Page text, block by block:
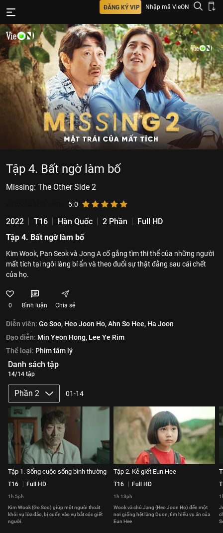
ĐĂNG KÝ VIP Nhập mã VieON
Tập 4. Bất ngờ làm bố
Missing: The Other Side 2
5.0
2022 T16 Hàn Quốc 2 Phần
Full HD
Tập 4. Bất ngờ làm bố
Kim Wook, Pan Seok và Jong A cố gắng tìm thi thể của những người
mất tích tại ngôi làng bí ẩn và theo đuổi sự thật đằng sau cái chết
của họ.
0 Bình luận Chia sẻ
Diễn viên: Go Soo, Heo Joon Ho,Ahn So Hee, Ha Joon
Đạo diễn: Min Yeon Hong, Lee Ye Rim
Thể loại: Phim tâm lý
Danh sách tập
14/14 tập
Phần 2 01-14
Tập 1. Sống cuộc sống bình thường
T16 Full HD
1h 5ph
Kim Wook (Go Soo) giúp một người thoát
khỏi vụ lừa đảo, bị cuốn vào vụ bắt cóc giết
người.
Tập 2. Kẻ giết Eun Hee
T16 Full HD
1h 13ph
Wook và chú Jang (Heo Joon Ho) đến một
nơi giống hệt làng Duon, tìm hiểu vụ án của
Eun Hee